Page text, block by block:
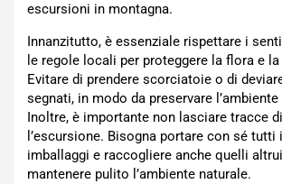
escursioni in montagna.
Innanzitutto, è essenziale rispettare i
le regole locali per proteggere la flora e la
Evitare di prendere scorciatoie o di
segnati, in modo da preservare
Inoltre, è importante non lasciare tracce
l’escursione. Bisogna portare con sé tutti
imballaggi e raccogliere anche quelli
mantenere pulito l’ambiente naturale.